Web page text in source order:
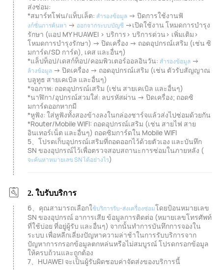
ส่งซ่อม:
*สมาร์ทโฟน/แท็บเล็ต: สำรองข้อมูล → ปิดการใช้งานฟั
งก์ชั่นการค้นหา → ออกจากระบบบัญชี →เปิดใช้งาน โหมดการบำรุง
รักษา (แอป MY HUAWEI > บริการ> บริการด่วน> เพิ่มเติม>
โหมดการบำรุงรักษา) → ปิดเครื่อง → ถอดอุปกรณ์เสริม (เช่น ซิ
มการ์ด/SD การ์ด), เคส และอื่นๆ)
*แล็ปท็อป/เดสก์ท็อป/คอมพิวเตอร์ออลอินวัน: สำรองข้อมูล →
ล้างข้อมูล → ปิดเครื่อง → ถอดอุปกรณ์เสริม (เช่น ตัวรับสัญญาณ
บลูทูธ สายเคเบิล และอื่นๆ)
*จอภาพ: ถอดอุปกรณ์เสริม (เช่น สายเคเบิล และอื่นๆ)
*นาฬิกา/อุปกรณ์สวมใส่: ลบรหัสผ่าน → ปิดเครื่อง; ถอดซิ
มการ์ดออกหากมี
*หูฟัง: ใส่หูฟังทั้งสองข้างลงในกล่องชาร์จแล้วส่งไปซ่อมด้วยกัน
*Router/Mobile WIFI: ถอดอุปกรณ์เสริม (เช่น สายไฟ สาย
อินเทอร์เน็ต และอื่นๆ) ถอดซิมการ์ดใน Mobile WIFI
5、โปรดเก็บอุปกรณ์เสริมที่ถอดออกไว้ด้วยตัวเอง และบันทึก
SN ของอุปกรณ์ไว้เพื่อตรวจสอบสถานะการซ่อมในภายหลัง (
จะค้นหาหมายเลข SN ได้อย่างไร)
2. ใบรับบริการ
6、คุณสามารถเลือกใช้บริการรับ-ส่งเครื่องซ่อมโดยป้อนหมายเลข
SN ของอุปกรณ์ อาการเสีย ข้อมูลการติดต่อ (หมายเลขโทรศัพท์
ที่ใช้บ่อย ที่อยู่ผู้รับ และอื่นๆ) จากนั้นทำการบันทึกการจองใน
ระบบ เพื่อหลีกเลี่ยงปัญหาความล่าช้าในการรับบริการจาก
ปัญหาการกรอกข้อมูลตกหล่นหรือไม่สมบูรณ์ โปรดกรอกข้อมูล
ให้ครบถ้วนและถูกต้อง
7、HUAWEI จะเป็นผู้รับผิดชอบค่าจัดส่งของบริการนี้